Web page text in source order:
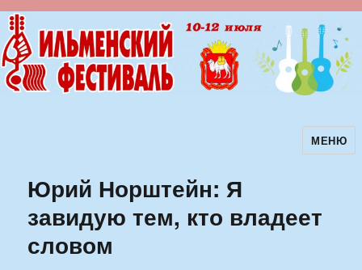
Ильменский фестиваль авторскойМЕНЮ
Юрий Норштейн: Я
завидую тем, кто владеет
словом